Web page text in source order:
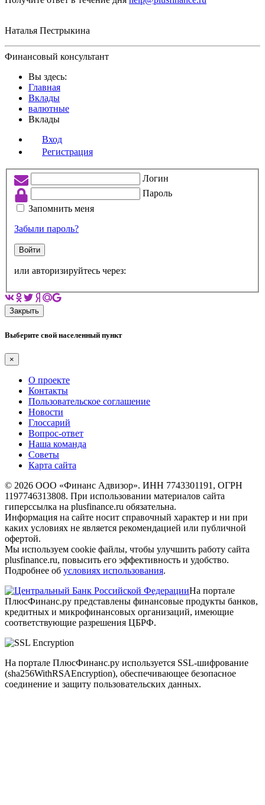
Наталья Пестрыкина
Финансовый консультант
Вы здесь:
Главная
Вклады
валютные
Вклады
Вход
Регистрация
Логин
Пароль
Запомнить меня
Забыли пароль?
Войти
или авторизируйтесь через:
Закрыть
Выберите свой населенный пункт
×
О проекте
Контакты
Пользовательское соглашение
Новости
Глоссарий
Вопрос-ответ
Наша команда
Советы
Карта сайта
© 2026 ООО «Финанс Адвизор». ИНН 7743301191, ОГРН
1197746313808. При использовании материалов сайта
гиперссылка на plusfinance.ru обязательна.
Информация на сайте носит справочный характер и ни при
каких условиях не является рекомендацией или публичной
офертой.
Мы используем cookie файлы, чтобы улучшить работу сайта
plusfinance.ru, повысить его эффективность и удобство.
Подробнее об условиях использования.
На портале
ПлюсФинанс.ру представлены финансовые продукты банков,
кредитных и микрофинансовых организаций, имеющие
соответствующие разрешения ЦБРФ.
На портале ПлюсФинанс.ру используется SSL-шифрование
(sha256WithRSAEncryption), обеспечивающее безопасное
соединение и защиту пользовательских данных.